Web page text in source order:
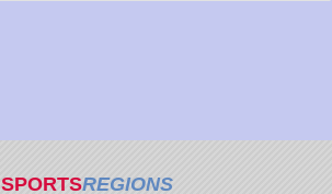
SPORTSREGIONS